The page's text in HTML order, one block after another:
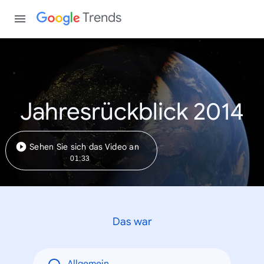
Trends
Jahresrückblick 2014
Sehen Sie sich das Video an
01:33
Das war